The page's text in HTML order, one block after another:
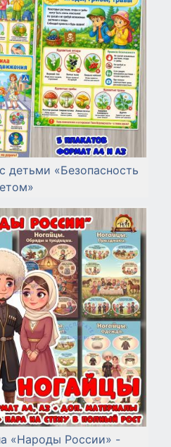
детьми «Безопасность
«Народы России» -